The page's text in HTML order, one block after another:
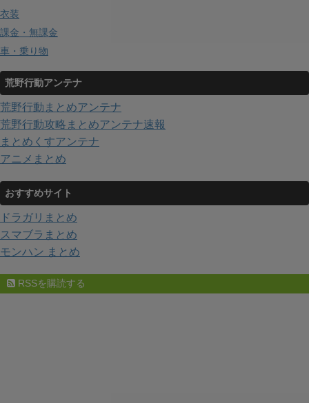
衣装
課金・無課金
車・乗り物
荒野行動アンテナ
荒野行動まとめアンテナ
荒野行動攻略まとめアンテナ速報
まとめくすアンテナ
アニメまとめ
おすすめサイト
ドラガリまとめ
スマブラまとめ
モンハン まとめ
RSSを購読する